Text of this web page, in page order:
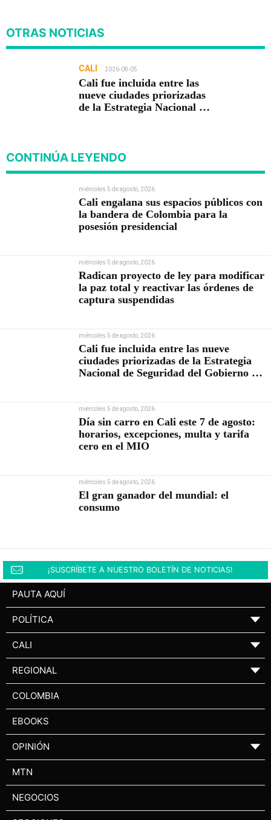
OTRAS NOTICIAS
CALI 2026-08-05
Cali fue incluida entre las
nueve ciudades priorizadas
de la Estrategia Nacional de
CONTINÚA LEYENDO
miércoles 5 de agosto, 2026
Cali engalana sus espacios públicos con
la bandera de Colombia para la
posesión presidencial
miércoles 5 de agosto, 2026
Radican proyecto de ley para modificar
la paz total y reactivar las órdenes de
captura suspendidas
miércoles 5 de agosto, 2026
Cali fue incluida entre las nueve
ciudades priorizadas de la Estrategia
Nacional de Seguridad del Gobierno de
miércoles 5 de agosto, 2026
Día sin carro en Cali este 7 de agosto:
horarios, excepciones, multa y tarifa
cero en el MIO
miércoles 5 de agosto, 2026
El gran ganador del mundial: el
consumo
¡SUSCRÍBETE A NUESTRO BOLETÍN DE NOTICIAS!
PAUTA AQUÍ
POLÍTICA ▼
CALI ▼
REGIONAL ▼
COLOMBIA
EBOOKS
OPINIÓN ▼
MTN
NEGOCIOS